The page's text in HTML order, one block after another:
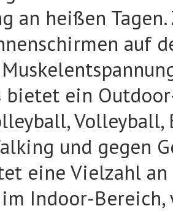
an heißen
auf
bietet ein
und gegen
eine Vielzahl
Indoor-Bereich,